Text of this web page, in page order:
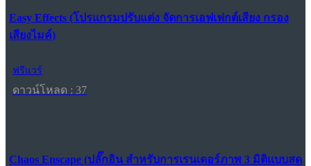
Easy Effects (โปรแกรมปรับแต่ง จัดการเอฟเฟกต์เสียง กรอง
เสียงไมค์)
ฟรีแวร์
ดาวน์โหลด : 37
Chaos Enscape (ปลั๊กอิน สำหรับการเรนเดอร์ภาพ 3 มิติแบบสด